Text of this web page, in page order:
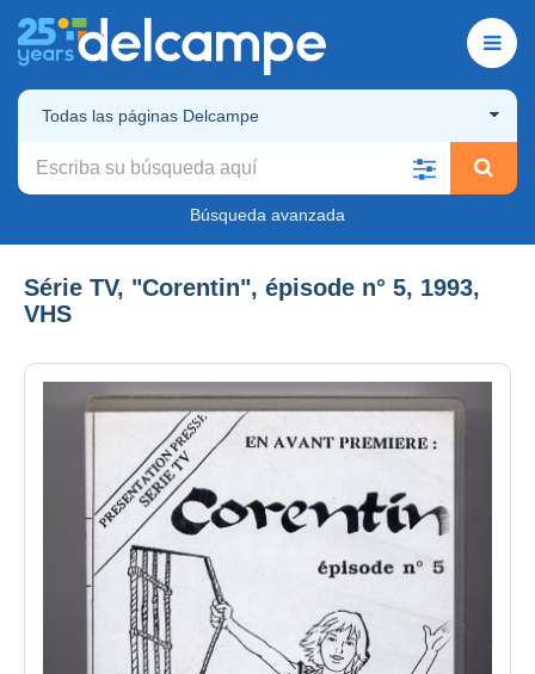
Todas las páginas Delcampe
Búsqueda avanzada
Série TV, "Corentin", épisode n° 5, 1993,
VHS